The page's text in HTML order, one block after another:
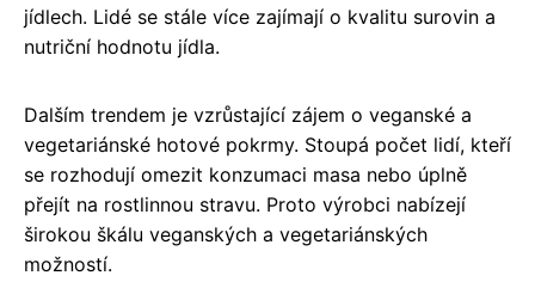
jídlech. Lidé se stále více zajímají o kvalitu surovin a
nutriční hodnotu jídla.
Dalším trendem je vzrůstající zájem o veganské a
vegetariánské hotové pokrmy. Stoupá počet lidí, kteří
se rozhodují omezit konzumaci masa nebo úplně
přejít na rostlinnou stravu. Proto výrobci nabízejí
širokou škálu veganských a vegetariánských
možností.